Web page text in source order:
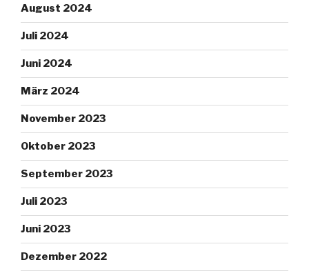
August 2024
Juli 2024
Juni 2024
März 2024
November 2023
Oktober 2023
September 2023
Juli 2023
Juni 2023
Dezember 2022